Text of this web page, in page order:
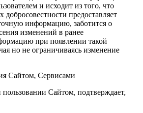
и исходит из того, что
добросовестности предоставляет
информацию, заботится о
изменений в ранее
при появлении такой
но не ограничиваясь изменение
Сайтом, Сервисами
пользовании Сайтом, подтверждает,